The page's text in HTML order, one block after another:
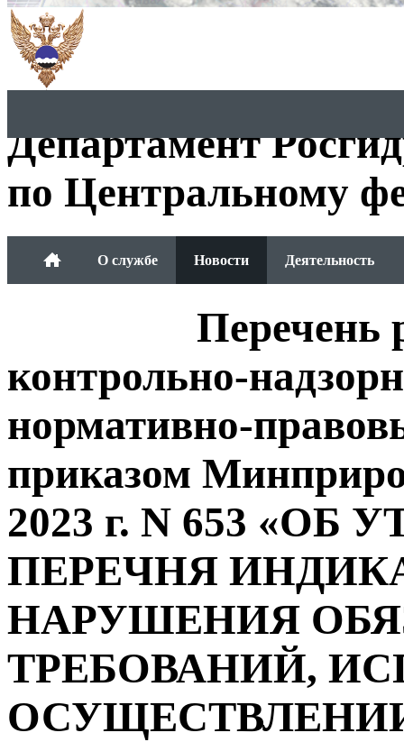
Департамент
по Центральному
О службе Новости Деятельность
Перечень
контрольно-
нормативно-
приказом
2023 г. N 653
ПЕРЕЧНЯ
НАРУШЕНИЯ
ТРЕБОВАНИЙ,